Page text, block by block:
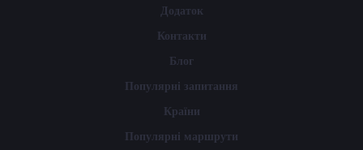
Додаток
Контакти
Блог
Популярні запитання
Країни
Популярні маршрути